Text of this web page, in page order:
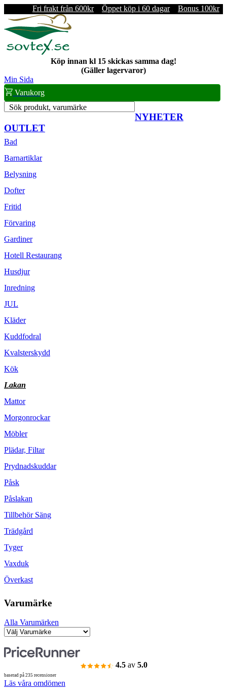
Fri frakt från 600kr Öppet köp i 60 dagar Bonus 100kr
Köp innan kl 15 skickas samma dag!
(Gäller lagervaror)
Min Sida
Varukorg
Sök produkt, varumärke
NYHETER
OUTLET
Bad
Barnartiklar
Belysning
Dofter
Fritid
Förvaring
Gardiner
Hotell Restaurang
Husdjur
Inredning
JUL
Kläder
Kuddfodral
Kvalsterskydd
Kök
Lakan
Mattor
Morgonrockar
Möbler
Plädar, Filtar
Prydnadskuddar
Påsk
Påslakan
Tillbehör Säng
Trädgård
Tyger
Vaxduk
Överkast
Varumärke
Alla Varumärken
4.5 av 5.0
baserad på 235 recensioner
Läs våra omdömen